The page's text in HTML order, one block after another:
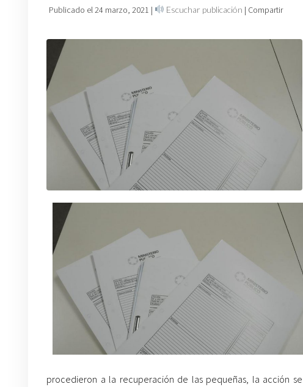
Publicado el 24 marzo, 2021 | Escuchar publicación | Compartir
procedieron a la recuperación de las pequeñas, la acción